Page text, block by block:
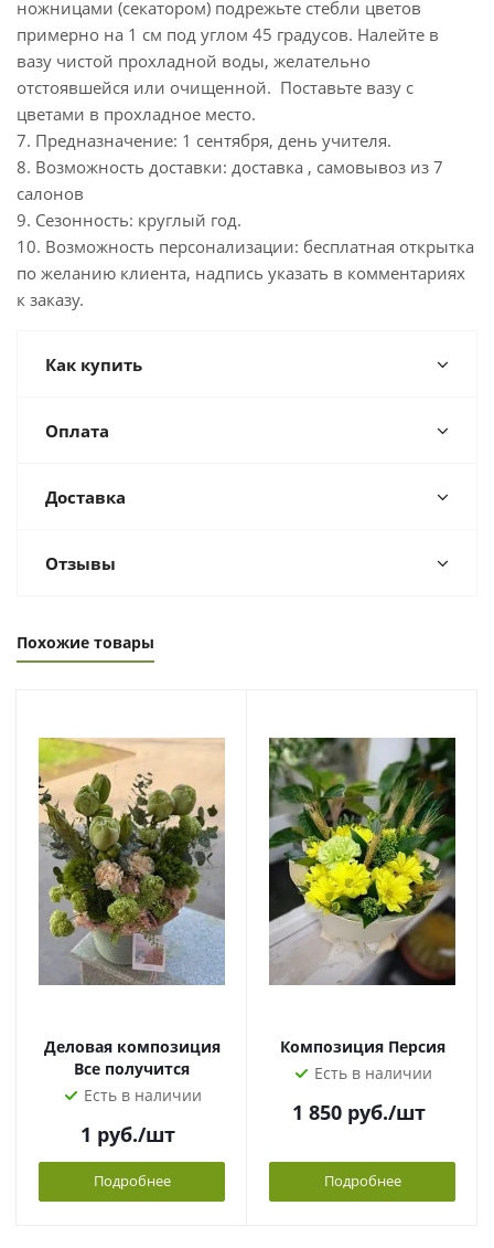
ножницами (секатором) подрежьте стебли цветов
примерно на 1 см под углом 45 градусов. Налейте в
вазу чистой прохладной воды, желательно
отстоявшейся или очищенной. Поставьте вазу с
цветами в прохладное место.
7. Предназначение: 1 сентября, день учителя.
8. Возможность доставки: доставка , самовывоз из 7
салонов
9. Сезонность: круглый год.
10. Возможность персонализации: бесплатная открытка
по желанию клиента, надпись указать в комментариях
к заказу.
Как купить
Оплата
Доставка
Отзывы
Похожие товары
Деловая композиция
Все получится
Есть в наличии
1 руб./шт
Подробнее
Композиция Персия
Есть в наличии
1 850руб./шт
Подробнее